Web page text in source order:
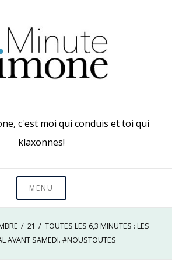
c'est moi qui conduis et toi qui
klaxonnes!
MENU
21
TOUTES LES 6,3 MINUTES : LES
AVANT SAMEDI. #NOUSTOUTES